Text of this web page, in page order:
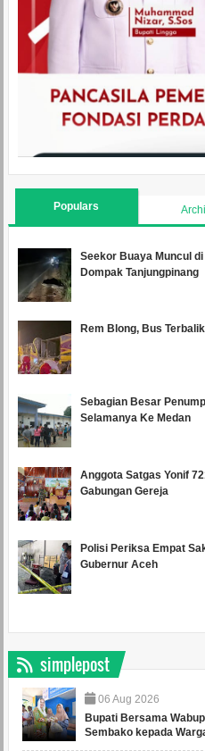
Populars
Seekor Buaya Muncul
Dompak Tanjungpinang
Rem Blong, Bus
Sebagian Besar
Selamanya Ke Medan
Anggota Satgas Yonif
Gabungan Gereja
Polisi Periksa Empat
Gubernur Aceh
simplepost
06 Aug 2026
Bupati Bersama
Sembako kepada